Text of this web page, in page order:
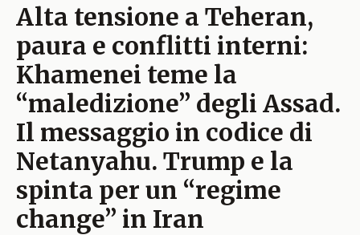
Alta tensione a Teheran,
paura e conflitti interni:
Khamenei teme la
“maledizione” degli Assad.
Il messaggio in codice di
Netanyahu. Trump e la
spinta per un “regime
change” in Iran